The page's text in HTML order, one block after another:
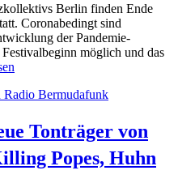
Berlin finden Ende
Coronabedingt sind
der Pandemie-
möglich und das
Tonträger von
Popes, Huhn